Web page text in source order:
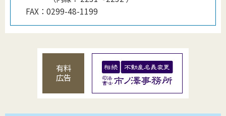
FAX： 0299-48-1199
有料
広告